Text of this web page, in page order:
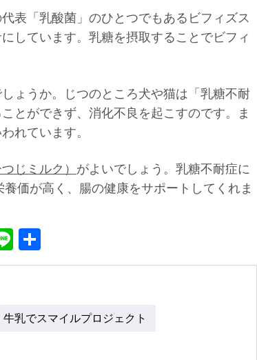
表「乳酸菌」のひとつでもあるビフィズス
しています。乳糖を摂取することでビフィ
ょうか。じつのところ犬や猫は「乳糖不耐
とができず、消化不良を起こすのです。ま
れています。
じミルク） がよいでしょう。乳糖不耐症に
価が高く、腸の健康をサポートしてくれま
Line
牛乳でスマイルプロジェクト